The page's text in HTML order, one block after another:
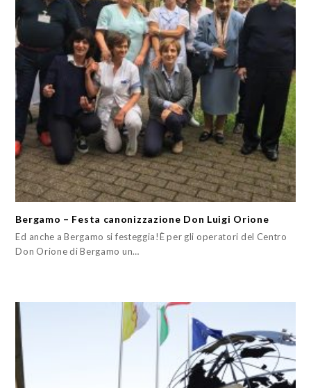
Bergamo – Festa canonizzazione Don Luigi Orione
Ed anche a Bergamo si festeggia!È per gli operatori del Centro
Don Orione di Bergamo un…